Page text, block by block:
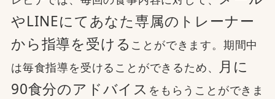
やLINEにてあなた専属のトレーナー
から指導を受ける ことができます。期間中
は毎食指導を受けることができるため、
月に
90食分のアドバイス をもらうことができま